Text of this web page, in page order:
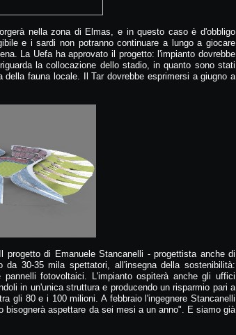
nella zona di Elmas, e in questo caso è d'obbligo
e i sardi non potranno continuare a lungo a giocare
La Uefa ha approvato il progetto: l'impianto dovrebbe
la collocazione dello stadio, in quanto sono stati
fauna locale. Il Tar dovrebbe esprimersi a giugno a
progetto di Emanuele Stancanelli - progettista anche di
30-35 mila spettatori, all'insegna della sostenibilità:
fotovoltaici. L'impianto ospiterà anche gli uffici
in un'unica struttura e producendo un risparmio pari a
gli 80 e i 100 milioni. A febbraio l'ingegnere Stancanelli
bisognerà aspettare da sei mesi a un anno". E siamo già